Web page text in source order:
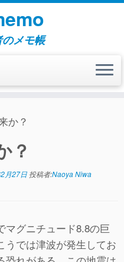
メモ帳
か？
？
月27日 投稿者:Naoya Niwa
マグニチュード8.8の巨
うでは津波が発生してお